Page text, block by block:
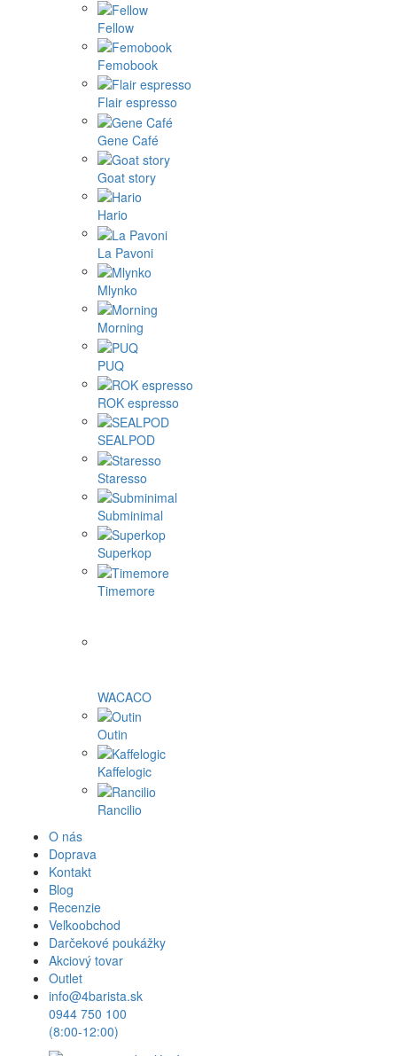
Fellow
Femobook
Flair espresso
Gene Café
Goat story
Hario
La Pavoni
Mlynko
Morning
PUQ
ROK espresso
SEALPOD
Staresso
Subminimal
Superkop
Timemore
WACACO
Outin
Kaffelogic
Rancilio
O nás
Doprava
Kontakt
Blog
Recenzie
Veľkoobchod
Darčekové poukážky
Akciový tovar
Outlet
info@4barista.sk
0944 750 100
(8:00-12:00)